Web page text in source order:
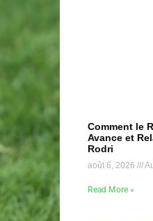
Comment le
Avance et
Rodri
août 6, 2026
Read More »